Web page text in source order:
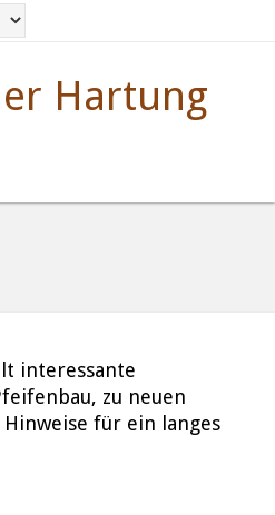
Hartung
interessante
zu neuen
für ein langes